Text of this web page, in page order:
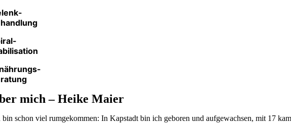
mich – Heike Maier
bin schon viel rumgekommen: In Kapstadt bin ich geboren und aufgewachsen, mit 17